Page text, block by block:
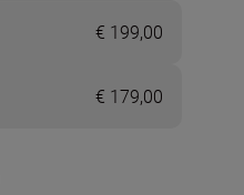
€ 199,00
€ 179,00